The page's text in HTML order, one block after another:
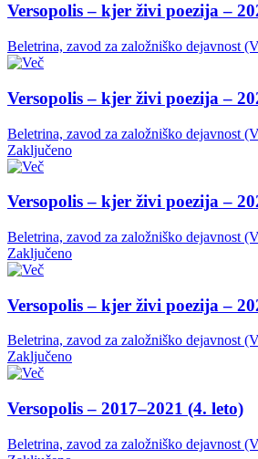
Versopolis – kjer živi poezija –
Beletrina, zavod za založniško dejavnost
Versopolis – kjer živi poezija –
Beletrina, zavod za založniško dejavnost
Zaključeno
Versopolis – kjer živi poezija –
Beletrina, zavod za založniško dejavnost
Zaključeno
Versopolis – kjer živi poezija –
Beletrina, zavod za založniško dejavnost
Zaključeno
Versopolis – 2017–2021 (4. leto)
Beletrina, zavod za založniško dejavnost